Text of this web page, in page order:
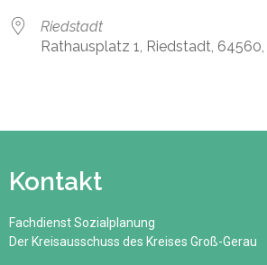
Riedstadt
Rathausplatz 1, Riedstadt,
Kontakt
Fachdienst Sozialplanung
Der Kreisausschuss des Kreises Groß-Gerau